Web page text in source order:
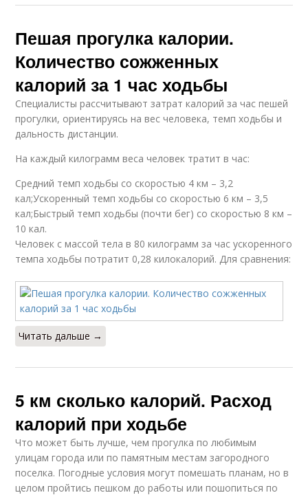
Пешая прогулка калории.
Количество сожженных
калорий за 1 час ходьбы
Специалисты рассчитывают затрат калорий за час пешей
прогулки, ориентируясь на вес человека, темп ходьбы и
дальность дистанции.
На каждый килограмм веса человек тратит в час:
Средний темп ходьбы со скоростью 4 км – 3,2
кал;Ускоренный темп ходьбы со скоростью 6 км – 3,5
кал;Быстрый темп ходьбы (почти бег) со скоростью 8 км –
10 кал.
Человек с массой тела в 80 килограмм за час ускоренного
темпа ходьбы потратит 0,28 килокалорий. Для сравнения:
Читать дальше →
5 км сколько калорий. Расход
калорий при ходьбе
Что может быть лучше, чем прогулка по любимым
улицам города или по памятным местам загородного
поселка. Погодные условия могут помешать планам, но в
целом пройтись пешком до работы или пошопиться по